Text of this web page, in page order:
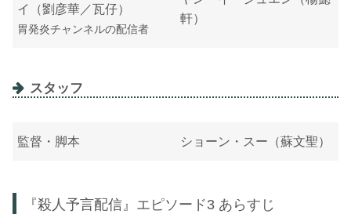
イ（劉彦華／瓦仔）
胃発炎チャンネルの配信者
軒）
スタッフ
監督・脚本 ショーン・スー（蘇文聖）
『殺人予言配信』エピソード3 あらすじ